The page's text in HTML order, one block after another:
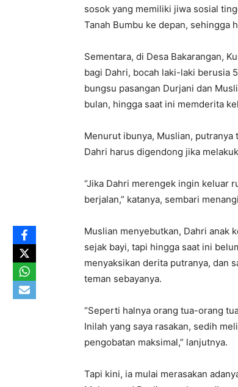
sosok yang memiliki jiwa sosial
Tanah Bumbu ke depan, sehingga
Sementara, di Desa Bakarangan,
bagi Dahri, bocah laki-laki berusia
bungsu pasangan Durjani dan
bulan, hingga saat ini memderita
Menurut ibunya, Muslian,
Dahri harus digendong jika
“Jika Dahri merengek ingin keluar
berjalan,” katanya, sembari
Muslian menyebutkan, Dahri anak
sejak bayi, tapi hingga saat ini
menyaksikan derita putranya, dan
teman sebayanya.
“Seperti halnya orang tua-orang
Inilah yang saya rasakan, sedih
pengobatan maksimal,” lanjutnya.
Tapi kini, ia mulai merasakan